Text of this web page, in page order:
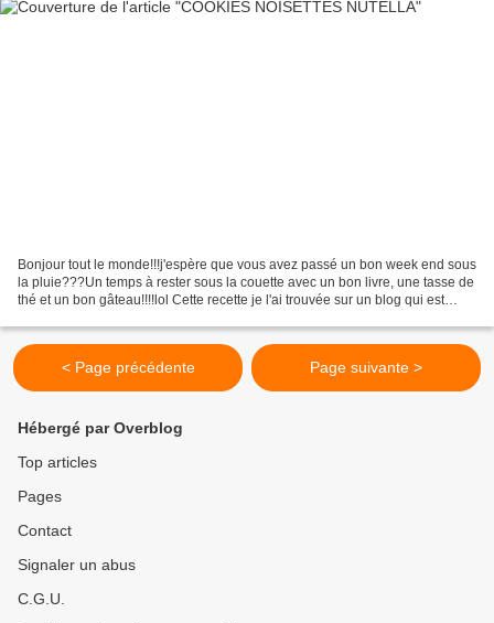
Bonjour tout le monde!!!j'espère que vous avez passé un bon week end sous
la pluie???Un temps à rester sous la couette avec un bon livre, une tasse de
thé et un bon gâteau!!!!lol Cette recette je l'ai trouvée sur un blog qui est
< Page précédente Page suivante >
Hébergé par Overblog
Top articles
Pages
Contact
Signaler un abus
C.G.U.